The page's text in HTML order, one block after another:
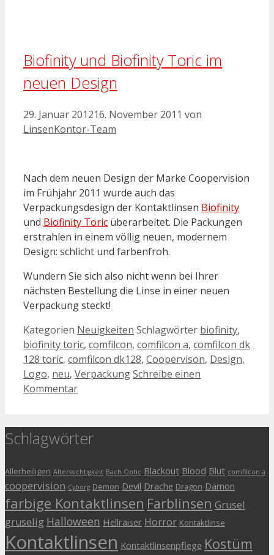
Biofinity und Biofinity Toric im
neuen Design
29. Januar 201216. November 2011 von
LinsenKontor-Team
Nach dem neuen Design der Marke Coopervision
im Frühjahr 2011 wurde auch das
Verpackungsdesign der Kontaktlinsen Biofinity
und Biofinity Toric überarbeitet. Die Packungen
erstrahlen in einem völlig neuen, modernem
Design: schlicht und farbenfroh.
Wundern Sie sich also nicht wenn bei Ihrer
nächsten Bestellung die Linse in einer neuen
Verpackung steckt!
Kategorien Neuigkeiten Schlagwörter biofinity,
biofinity toric, comfilcon, comfilcon a, comfilcon dk
128 toric, comfilcon dk128, Coopervison, Design,
Logo, neu, VerpackungSchreibe einen
Kommentar
Schlagwörter
Allerheiligen Alterssichtigkeit Bach Optic Blackout Blood Blut comfilcon a
coopervision Cyborg Demon Devil Drache Dragon Dämon
farbige Kontaktlinsen Farblinsen Grusel
gruselig Halloween Hellraiser Horror Kontaktlinse
Kontaktlinsen Kontaktlinsenpflege Kostüm